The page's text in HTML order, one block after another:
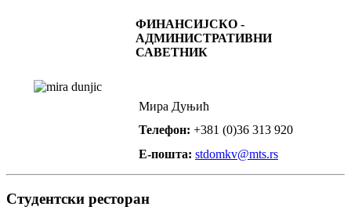
ФИНАНСИЈСКО -
АДМИНИСТРАТИВНИ
САВЕТНИК
Мира Дуњић
Телефон: +381 (0)36 313 920
Е-пошта: stdomkv@mts.rs
Студентски ресторан